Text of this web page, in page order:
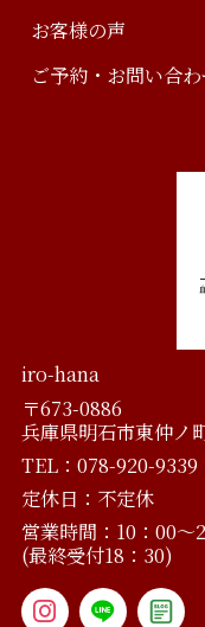
お客様の声
ご予約・お問い合
iro-hana
〒673-0886
兵庫県明石市東仲
TEL：078-920-9339
定休日：不定休
営業時間：10：00～
(最終受付18：30)